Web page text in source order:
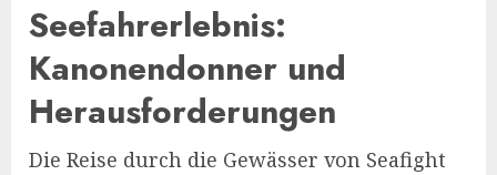
Seefahrerlebnis:
Kanonendonner und
Herausforderungen
Die Reise durch die Gewässer von Seafight